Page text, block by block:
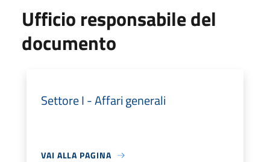
Ufficio responsabile del
documento
Settore I - Affari generali
VAI ALLA PAGINA